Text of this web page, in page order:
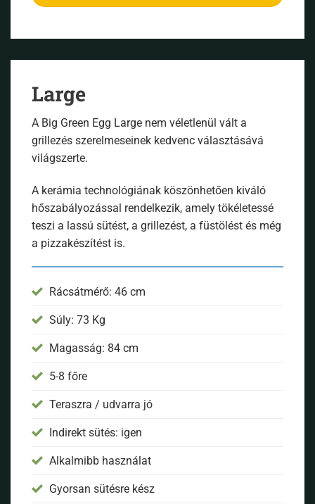
Large
A Big Green Egg Large nem véletlenül vált a
grillezés szerelmeseinek kedvenc választásává
világszerte.
A kerámia technológiának köszönhetően kiváló
hőszabályozással rendelkezik, amely tökéletessé
teszi a lassú sütést, a grillezést, a füstölést és még
a pizzakészítést is.
Rácsátmérő: 46 cm
Súly: 73 Kg
Magasság: 84 cm
5-8 főre
Teraszra / udvarra jó
Indirekt sütés: igen
Alkalmibb használat
Gyorsan sütésre kész